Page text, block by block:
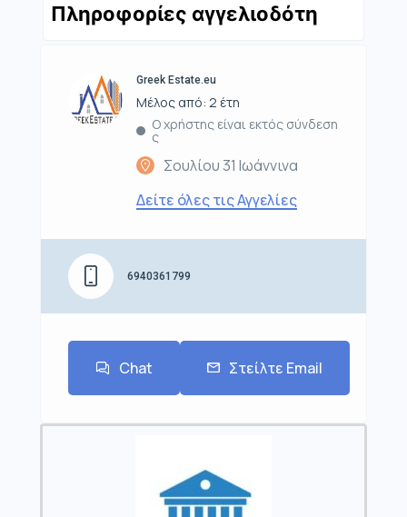
Πληροφορίες αγγελιοδότη
Greek Estate.eu
Μέλος από: 2 έτη
Ο χρήστης είναι εκτός σύνδεση
ς
Σουλίου 31 Ιωάννινα
Δείτε όλες τις Αγγελίες
6940361799
Chat Στείλτε Email